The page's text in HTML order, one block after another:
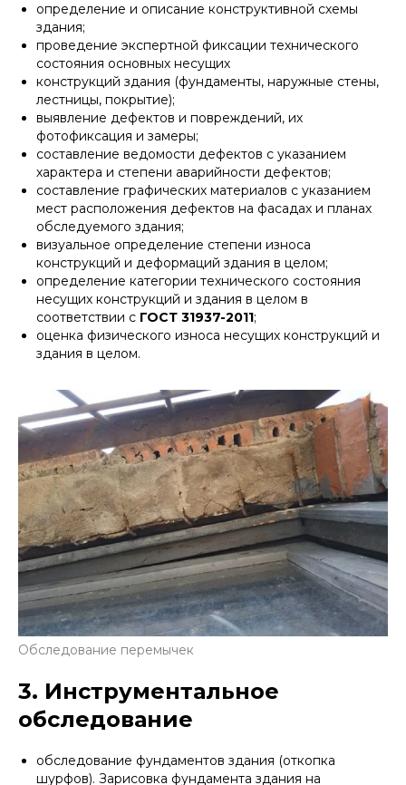
определение и описание конструктивной схемы
здания;
проведение экспертной фиксации технического
состояния основных несущих
конструкций здания (фундаменты, наружные стены,
лестницы, покрытие);
выявление дефектов и повреждений, их
фотофиксация и замеры;
составление ведомости дефектов с указанием
характера и степени аварийности дефектов;
составление графических материалов с указанием
мест расположения дефектов на фасадах и планах
обследуемого здания;
визуальное определение степени износа
конструкций и деформаций здания в целом;
определение категории технического состояния
несущих конструкций и здания в целом в
соответствии с ГОСТ 31937-2011;
оценка физического износа несущих конструкций и
здания в целом.
Обследование перемычек
3. Инструментальное
обследование
обследование фундаментов здания (откопка
шурфов). Зарисовка фундамента здания на